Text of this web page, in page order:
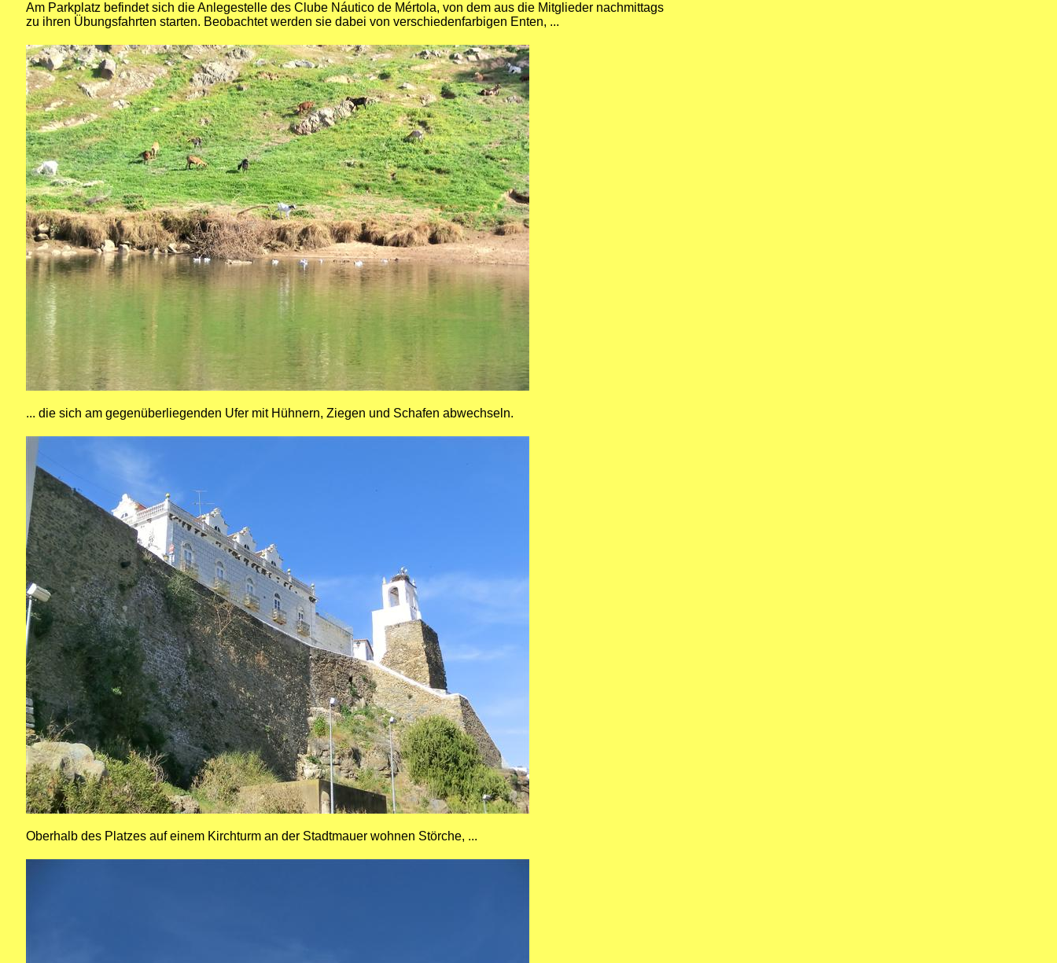
Am Parkplatz befindet sich die Anlegestelle des Clube Náutico de Mértola, von dem aus die Mitglieder nachmittags
zu ihren Übungsfahrten starten. Beobachtet werden sie dabei von verschiedenfarbigen Enten, ...
... die sich am gegenüberliegenden Ufer mit Hühnern, Ziegen und Schafen abwechseln.
Oberhalb des Platzes auf einem Kirchturm an der Stadtmauer wohnen Störche, ...